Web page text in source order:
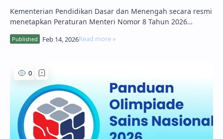
Kementerian Pendidikan Dasar dan Menengah secara resmi
menetapkan Peraturan Menteri Nomor 8 Tahun 2026